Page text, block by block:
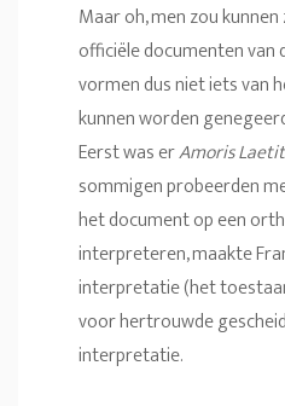
Maar oh, men zou
officiële documenten van
vormen dus niet iets van
kunnen worden
Eerst was erAmoris
sommigen probeerden
het document op een
interpreteren, maakte
interpretatie (het
voor hertrouwde
interpretatie.